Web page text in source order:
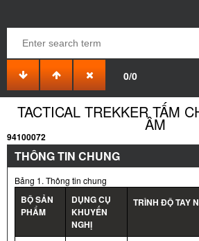
0/0
TACTICAL TREKKER TẤM
ÂM
94100072
THÔNG TIN CHUNG
Bảng 1. Thông tin chung
BỘ SẢN
PHẨM
DỤNG CỤ
KHUYẾN
NGHỊ
TRÌNH ĐỘ TAY